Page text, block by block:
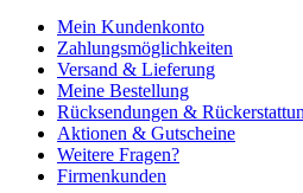
Mein Kundenkonto
Zahlungsmöglichkeiten
Versand & Lieferung
Meine Bestellung
Rücksendungen &
Aktionen & Gutscheine
Weitere Fragen?
Firmenkunden